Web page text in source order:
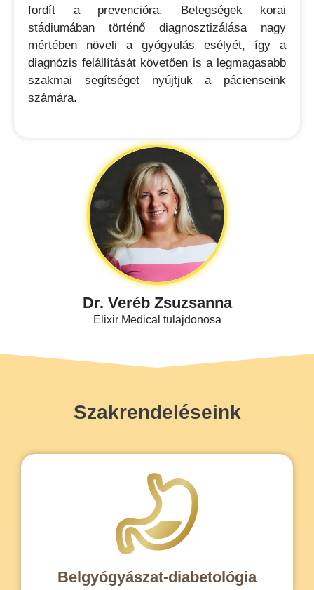
fordít a prevencióra. Betegségek korai
stádiumában történő diagnosztizálása nagy
mértében növeli a gyógyulás esélyét, így a
diagnózis felállítását követően is a legmagasabb
szakmai segítséget nyújtjuk a pácienseink
számára.
Dr. Veréb Zsuzsanna
Elixir Medical tulajdonosa
Szakrendeléseink
Belgyógyászat-diabetológia